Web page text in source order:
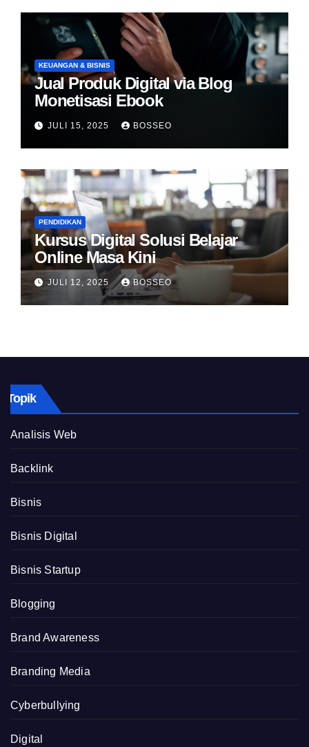
KEUANGAN & BISNIS
Jual Produk Digital via Blog
Monetisasi Ebook
JULI 15, 2025 BOSSEO
PENDIDIKAN
Kursus Digital Solusi Belajar
Online Masa Kini
JULI 12, 2025 BOSSEO
Topik
Analisis Web
Backlink
Bisnis
Bisnis Digital
Bisnis Startup
Blogging
Brand Awareness
Branding Media
Cyberbullying
Digital